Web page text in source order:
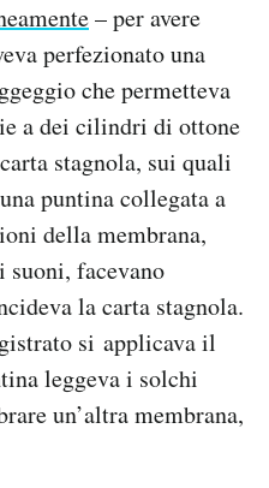
– per avere
perfezionato una
che permetteva
a dei cilindri di ottone
stagnola, sui quali
puntina collegata a
della membrana,
suoni, facevano
la carta stagnola.
si applicava il
leggeva i solchi
un’altra membrana,